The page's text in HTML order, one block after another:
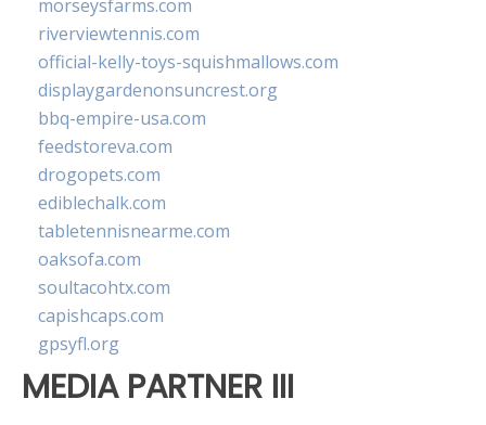
morseysfarms.com
riverviewtennis.com
official-kelly-toys-squishmallows.com
displaygardenonsuncrest.org
bbq-empire-usa.com
feedstoreva.com
drogopets.com
ediblechalk.com
tabletennisnearme.com
oaksofa.com
soultacohtx.com
capishcaps.com
gpsyfl.org
MEDIA PARTNER III